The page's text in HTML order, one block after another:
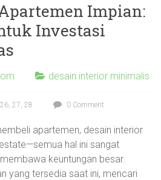
Impian:
Investasi
desain interior minimalis
26,27,28 0 Comment
apartemen, desain interior
hal ini sangat
keuntungan besar.
yang tersedia saat ini, mencari